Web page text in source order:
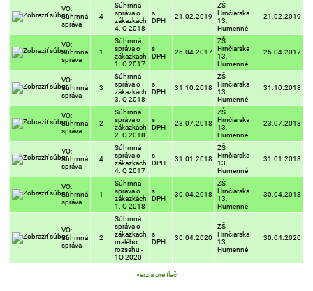
VO:
Súhrnná
správa
4
Súhrnná
správa o
zákazkách
4. Q 2018
s
DPH
21.02.2019
ZŠ
Hrnčiarska
13,
Humenné
21.02.2019
VO:
Súhrnná
správa
1
Súhrnná
správa o
zákazkách
1. Q 2017
s
DPH
26.04.2017
ZŠ
Hrnčiarska
13,
Humenné
26.04.2017
VO:
Súhrnná
správa
3
Súhrnná
správa o
zákazkách
3. Q 2018
s
DPH
31.10.2018
ZŠ
Hrnčiarska
13,
Humenné
31.10.2018
VO:
Súhrnná
správa
2
Súhrnná
správa o
zákazkách
2. Q 2018
s
DPH
23.07.2018
ZŠ
Hrnčiarska
13,
Humenné
23.07.2018
VO:
Súhrnná
správa
4
Súhrnná
správa o
zákazkách
4. Q 2017
s
DPH
31.01.2018
ZŠ
Hrnčiarska
13,
Humenné
31.01.2018
VO:
Súhrnná
správa
1
Súhrnná
správa o
zákazkách
1. Q 2018
s
DPH
30.04.2018
ZŠ
Hrnčiarska
13,
Humenné
30.04.2018
VO:
Súhrnná
správa
2
Súhrnná
správa o
zákazkách
malého
rozsahu -
1Q 2020
s
DPH
30.04.2020
ZŠ
Hrnčiarska
13,
Humenné
30.04.2020
verzia pre tlač